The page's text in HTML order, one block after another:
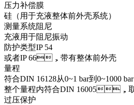
压力补偿膜
硅（用于充液整体前外壳系统）
测量系统阻尼
充液用于阻尼振动
防护类型IP 54
或者IP 66，带有整体前外壳
量程
符合DIN 16128从0~1 bar到0~1000 bar
整个量程内符合DIN 16005，
过压保护